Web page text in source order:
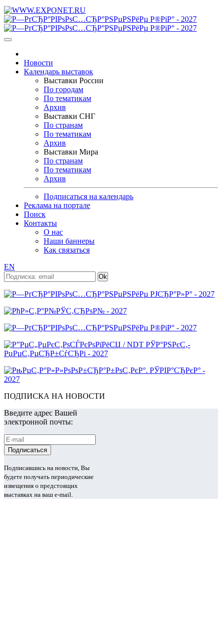
Новости
Календарь выставок
Выставки России
По городам
По тематикам
Архив
Выставки СНГ
По странам
По тематикам
Архив
Выставки Мира
По странам
По тематикам
Архив
Подписаться на календарь
Реклама на портале
Поиск
Контакты
О нас
Наши баннеры
Как связаться
EN
ПОДПИСКА НА НОВОСТИ
Введите адрес Вашей
электронной почты:
Подписавшись на новости, Вы
будете получать периодические
извещения о предстоящих
выставках на ваш e-mail.